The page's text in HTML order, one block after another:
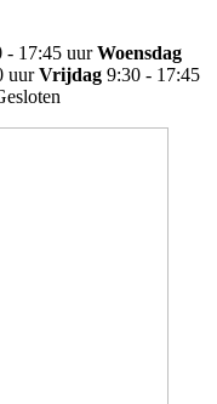
- 17:45 uur Woensdag
uur Vrijdag 9:30 - 17:45